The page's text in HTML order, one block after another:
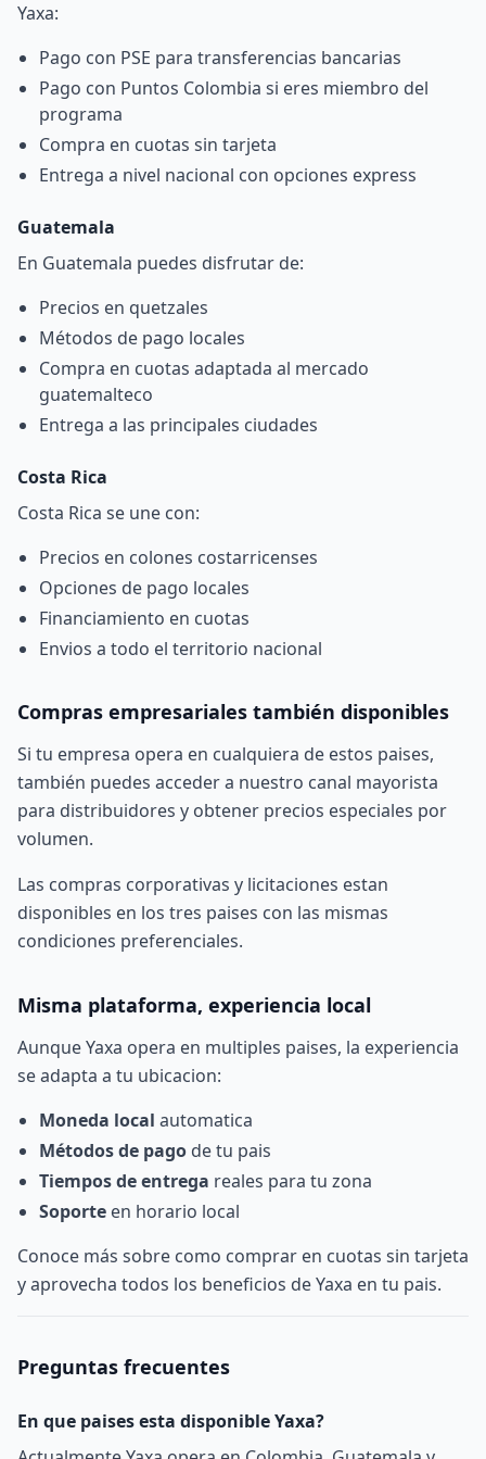
Yaxa:
Pago con PSE para transferencias bancarias
Pago con Puntos Colombia si eres miembro del
programa
Compra en cuotas sin tarjeta
Entrega a nivel nacional con opciones express
Guatemala
En Guatemala puedes disfrutar de:
Precios en quetzales
Métodos de pago locales
Compra en cuotas adaptada al mercado
guatemalteco
Entrega a las principales ciudades
Costa Rica
Costa Rica se une con:
Precios en colones costarricenses
Opciones de pago locales
Financiamiento en cuotas
Envios a todo el territorio nacional
Compras empresariales también disponibles
Si tu empresa opera en cualquiera de estos paises,
también puedes acceder a nuestro canal mayorista
para distribuidores y obtener precios especiales por
volumen.
Las compras corporativas y licitaciones estan
disponibles en los tres paises con las mismas
condiciones preferenciales.
Misma plataforma, experiencia local
Aunque Yaxa opera en multiples paises, la experiencia
se adapta a tu ubicacion:
Moneda local automatica
Métodos de pago de tu pais
Tiempos de entrega reales para tu zona
Soporte en horario local
Conoce más sobre como comprar en cuotas sin tarjeta
y aprovecha todos los beneficios de Yaxa en tu pais.
Preguntas frecuentes
En que paises esta disponible Yaxa?